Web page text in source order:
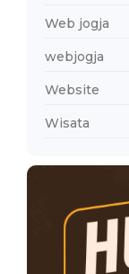
Web jogja
webjogja
Website
Wisata